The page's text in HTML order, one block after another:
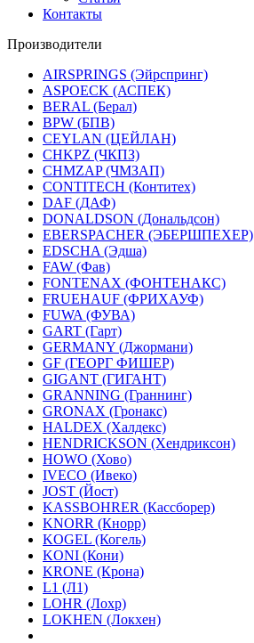
Контакты
Производители
AIRSPRINGS (Эйрспринг)
ASPOECK (АСПЕК)
BERAL (Берал)
BPW (БПВ)
CEYLAN (ЦЕЙЛАН)
CHKPZ (ЧКПЗ)
CHMZAP (ЧМЗАП)
CONTITECH (Контитех)
DAF (ДАФ)
DONALDSON (Дональдсон)
EBERSPACHER (ЭБЕРШПЕХЕР)
EDSCHA (Эдша)
FAW (Фав)
FONTENAX (ФОНТЕНАКС)
FRUEHAUF (ФРИХАУФ)
FUWA (ФУВА)
GART (Гарт)
GERMANY (Джормани)
GF (ГЕОРГ ФИШЕР)
GIGANT (ГИГАНТ)
GRANNING (Граннинг)
GRONAX (Гронакс)
HALDEX (Халдекс)
HENDRICKSON (Хендриксон)
HOWO (Хово)
IVECO (Ивеко)
JOST (Йост)
KASSBOHRER (Касcборер)
KNORR (Кнорр)
KOGEL (Когель)
KONI (Кони)
KRONE (Крона)
L1 (Л1)
LOHR (Лохр)
LOKHEN (Локхен)